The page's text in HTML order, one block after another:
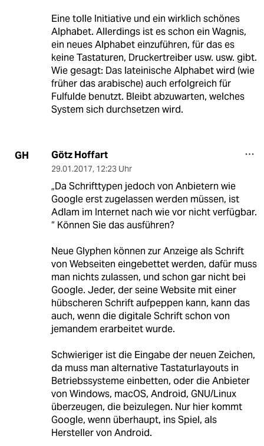
Eine tolle Initiative und ein wirklich schönes
Alphabet. Allerdings ist es schon ein Wagnis,
ein neues Alphabet einzuführen, für das es
keine Tastaturen, Druckertreiber usw. usw. gibt.
Wie gesagt: Das lateinische Alphabet wird (wie
früher das arabische) auch erfolgreich für
Fulfulde benutzt. Bleibt abzuwarten, welches
System sich durchsetzen wird.
GH Götz Hoffart
29.01.2017, 12:23 Uhr
„Da Schrifttypen jedoch von Anbietern wie
Google erst zugelassen werden müssen, ist
Adlam im Internet nach wie vor nicht verfügbar.
“ Können Sie das ausführen?
Neue Glyphen können zur Anzeige als Schrift
von Webseiten eingebettet werden, dafür muss
man nichts zulassen, und schon gar nicht bei
Google. Jeder, der seine Website mit einer
hübscheren Schrift aufpeppen kann, kann das
auch, wenn die digitale Schrift schon von
jemandem erarbeitet wurde.
Schwieriger ist die Eingabe der neuen Zeichen,
da muss man alternative Tastaturlayouts in
Betriebssysteme einbetten, oder die Anbieter
von Windows, macOS, Android, GNU/Linux
überzeugen, die beizulegen. Nur hier kommt
Google, wenn überhaupt, ins Spiel, als
Hersteller von Android.